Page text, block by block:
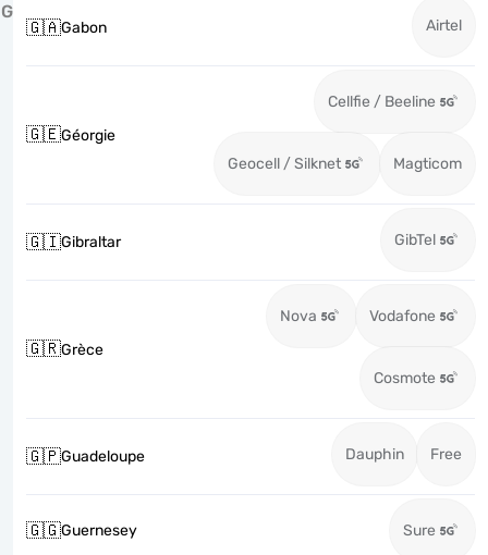
G
🇬🇦Gabon Airtel
🇬🇪Géorgie
Cellfie / Beeline
Geocell / Silknet Magticom
🇬🇮Gibraltar GibTel
🇬🇷Grèce
Nova Vodafone
Cosmote
🇬🇵Guadeloupe Dauphin Free
🇬🇬Guernesey Sure